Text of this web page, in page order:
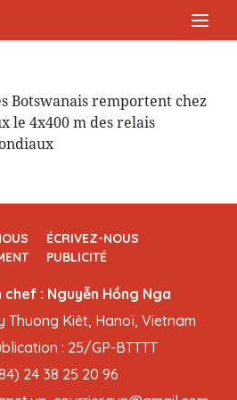
Botswanais remportent chez
le 4x400 m des relais
ÉCRIVEZ-NOUS
PUBLICITÉ
: Nguyễn Hồng Nga
Thuong Kiêt, Hanoï, Vietnam
: 25/GP-BTTTT
24 38 25 20 96